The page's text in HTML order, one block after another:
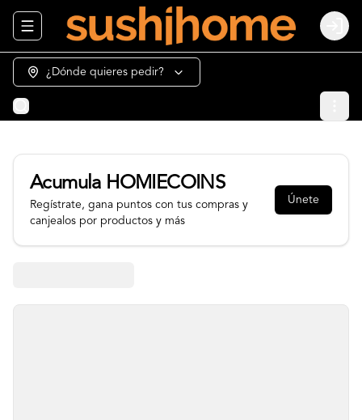
Abrir menu de navegación Login
¿Dónde quieres pedir?
Acumula HOMIECOINS
Regístrate, gana puntos con tus compras y
canjealos por productos y más
Únete